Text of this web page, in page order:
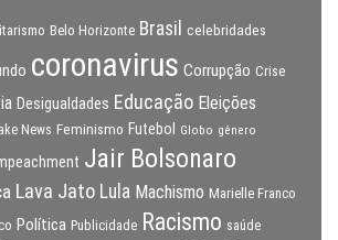
Belo Horizonte Brasil celebridades
coronavirus Corrupção Crise
Desigualdades Educação Eleições
News Feminismo Futebol Globo gênero
Jair Bolsonaro
Lava Jato Lula Machismo Marielle Franco
Política Publicidade Racismo saúde